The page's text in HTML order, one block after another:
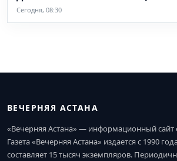
Сегодня, 08:30
ВЕЧЕРНЯЯ АСТАНА
«Вечерняя Астана» — информационный сайт
Газета «Вечерняя Астана» издается с 1990
составляет 15 тысяч экземпляров.